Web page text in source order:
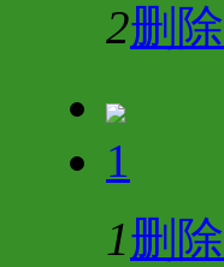
2删除
1
1删除